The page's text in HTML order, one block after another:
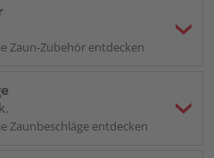
Zaun-Zubehör entdecken
Zaunbeschläge entdecken